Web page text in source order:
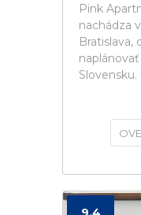
Pink
nachádza
Bratislava,
Slovensku.